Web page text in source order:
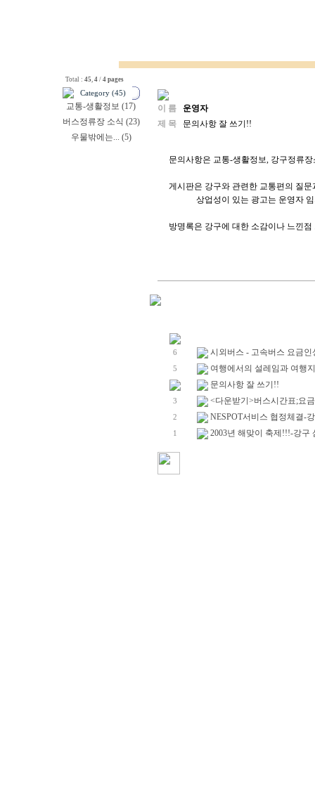
Total : 45, 4/ 4 pages
Category (45)
교통-생활정보 (17)
버스정류장 소식 (23)
우물밖에는... (5)
이 름 운영자
제 목
문의사항 잘 쓰기!!
문의사항은 교통-생활정보, 강구정류
게시판은 강구와 관련한 교통편의 질
상업성이 있는 광고는 운영자 임
방명록은 강구에 대한 소감이나 느낀
6 시외버스 - 고속버스 요금인
5
여행에서의 설레임과 여행
문의사항 잘 쓰기!!
3 <다운받기>버스시간표;요
2 NESPOT서비스 협정체결-
1 2003년 해맞이 축제!!!-강구